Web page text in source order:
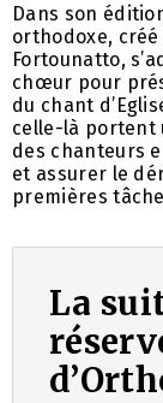
Dans son
orthodoxe,
Fortounatto,
chœur pour
du chant
celle-là portent
des chanteurs
et assurer le
premières
La